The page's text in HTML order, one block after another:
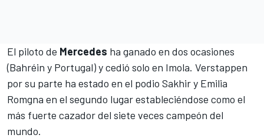
El piloto de Mercedes ha ganado en dos ocasiones
(Bahréin y Portugal) y cedió solo en Imola. Verstappen
por su parte ha estado en el podio Sakhir y Emilia
Romgna en el segundo lugar estableciéndose como el
más fuerte cazador del siete veces campeón del
mundo.